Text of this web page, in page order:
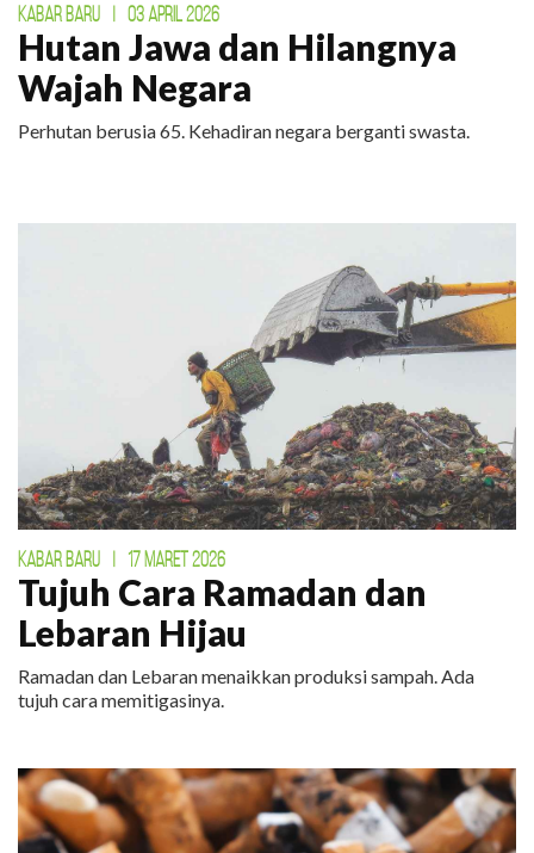
KABAR BARU | 03 APRIL 2026
Hutan Jawa dan Hilangnya
Wajah Negara
Perhutan berusia 65. Kehadiran negara berganti swasta.
KABAR BARU 17 MARET 2026
Tujuh Cara Ramadan dan
Lebaran Hijau
Ramadan dan Lebaran menaikkan produksi sampah. Ada
tujuh cara memitigasinya.